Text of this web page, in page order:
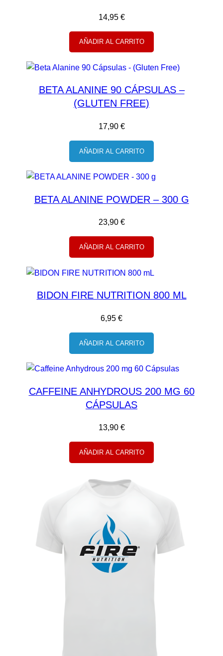
14,95 €
AÑADIR AL CARRITO
BETA ALANINE 90 CÁPSULAS –
(GLUTEN FREE)
17,90 €
AÑADIR AL CARRITO
BETA ALANINE POWDER – 300 G
23,90 €
AÑADIR AL CARRITO
BIDON FIRE NUTRITION 800 ML
6,95 €
AÑADIR AL CARRITO
CAFFEINE ANHYDROUS 200 MG 60
CÁPSULAS
13,90 €
AÑADIR AL CARRITO